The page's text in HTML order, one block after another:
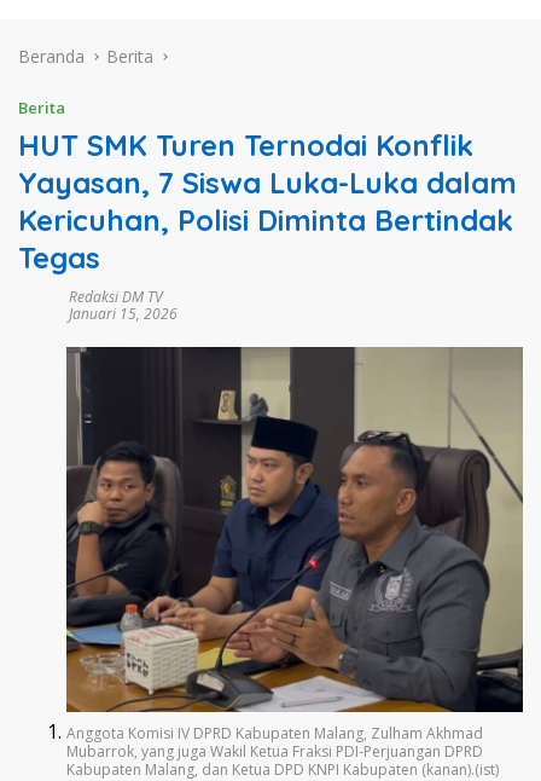
Beranda Berita
Berita
HUT SMK Turen Ternodai Konflik
Yayasan, 7 Siswa Luka-Luka dalam
Kericuhan, Polisi Diminta Bertindak
Tegas
Redaksi DM TV
Januari 15, 2026
Anggota Komisi IV DPRD Kabupaten Malang, Zulham Akhmad
Mubarrok, yang juga Wakil Ketua Fraksi PDI-Perjuangan DPRD
Kabupaten Malang, dan Ketua DPD KNPI Kabupaten (kanan).(ist)